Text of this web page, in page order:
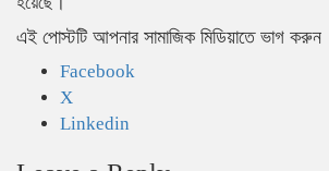
এই পোস্টটি আপনার সামাজিক মিডিয়াতে ভাগ করুন
Facebook
X
Linkedin